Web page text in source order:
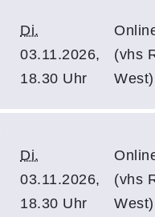
Di.
03.11.2026,
18.30 Uhr
(vhs
West)
Di.
03.11.2026,
18.30 Uhr
(vhs
West)